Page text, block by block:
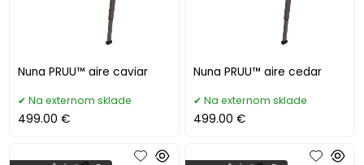
Nuna PRUU™ aire caviar
Na externom sklade
499.00 €
Nuna PRUU™ aire cedar
Na externom sklade
499.00 €